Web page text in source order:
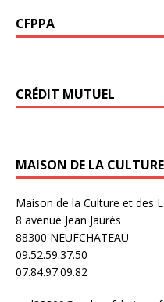
CFPPA
CRÉDIT MUTUEL
MAISON DE LA
Maison de la Culture et des
8 avenue Jean Jaurès
88300 NEUFCHATEAU
09.52.59.37.50
07.84.97.09.82